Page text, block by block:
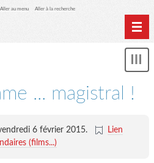
Aller au menu Aller à la recherche
... magistral !
6 février 2015.
Lien
(films...)